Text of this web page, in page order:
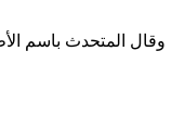
وقال المتحدث باسم